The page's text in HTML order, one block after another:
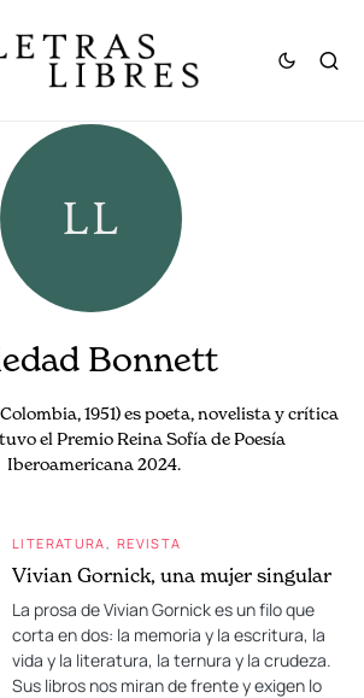
Bonnett
1951) es poeta, novelista y crítica
el Premio Reina Sofía de Poesía
Iberoamericana 2024.
LITERATURA REVISTA
Vivian Gornick, una mujer singular
La prosa de Vivian Gornick es un filo que
corta en dos: la memoria y la escritura, la
vida y la literatura, la ternura y la crudeza.
Sus libros nos miran de frente y exigen lo